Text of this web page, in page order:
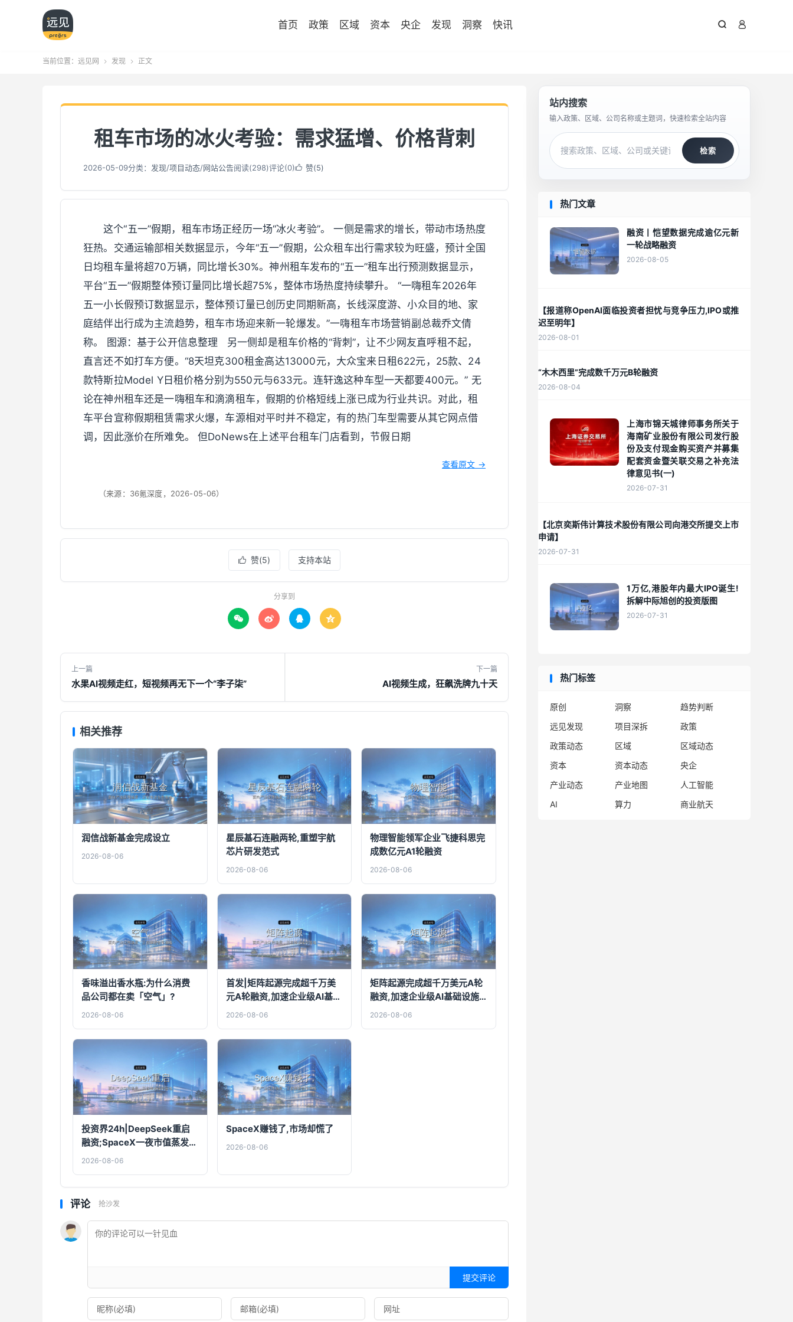
首页 政策 区域 资本 央企 发现 洞察 快讯  
当前位置： 远见网  发现  正文
租车市场的冰火考验：需求猛增、价格背刺
2026-05-09分类： 发现/项目动态/网站公告阅读(298)评论(0) 赞(5)
这个“五一”假期，租车市场正经历一场“冰火考验”。 一侧是需求的增长，带动市场热度
狂热。交通运输部相关数据显示，今年“五一”假期，公众租车出行需求较为旺盛，预计全国
日均租车量将超70万辆，同比增长30%。神州租车发布的“五一”租车出行预测数据显示，
平台“五一”假期整体预订量同比增长超75%，整体市场热度持续攀升。 “一嗨租车2026年
五一小长假预订数据显示，整体预订量已创历史同期新高，长线深度游、小众目的地、家
庭结伴出行成为主流趋势，租车市场迎来新一轮爆发。”一嗨租车市场营销副总裁乔文倩
称。 图源：基于公开信息整理 另一侧却是租车价格的“背刺”，让不少网友直呼租不起，
直言还不如打车方便。“8天坦克300租金高达13000元，大众宝来日租622元，25款、24
款特斯拉Model Y日租价格分别为550元与633元。连轩逸这种车型一天都要400元。” 无
论在神州租车还是一嗨租车和滴滴租车，假期的价格短线上涨已成为行业共识。对此，租
车平台宣称假期租赁需求火爆，车源相对平时并不稳定，有的热门车型需要从其它网点借
调，因此涨价在所难免。 但DoNews在上述平台租车门店看到，节假日期
查看原文 →
（来源：36氪深度，2026-05-06）
 赞(5) 支持本站
分享到
   
上一篇
水果AI视频走红，短视频再无下一个“李子柒”
下一篇
AI视频生成，狂飙洗牌九十天
相关推荐
润信战新基金完成设立
2026-08-06
星辰基石连融两轮,重塑宇航
芯片研发范式
2026-08-06
物理智能领军企业飞捷科思完
成数亿元A1轮融资
2026-08-06
香味溢出香水瓶:为什么消费
品公司都在卖「空气」?
2026-08-06
首发|矩阵起源完成超千万美
元A轮融资,加速企业级AI基础
设施研发
2026-08-06
矩阵起源完成超千万美元A轮
融资,加速企业级AI基础设施
研发
2026-08-06
投资界24h|DeepSeek重启
融资;SpaceX一夜市值蒸发
1.5万亿;上海国投,一举投7家
2026-08-06
SpaceX赚钱了,市场却慌了
2026-08-06
评论 抢沙发
提交评论
站内搜索
输入政策、区域、公司名称或主题词，快速检索全站内容
检索
热门文章
融资丨恺望数据完成逾亿元新
一轮战略融资
2026-08-05
【报道称OpenAI面临投资者担忧与竞争压力,IPO或推
迟至明年】
2026-08-01
“木木西里”完成数千万元B轮融资
2026-08-04
上海市锦天城律师事务所关于
海南矿业股份有限公司发行股
份及支付现金购买资产并募集
配套资金暨关联交易之补充法
律意见书(一)
2026-07-31
【北京奕斯伟计算技术股份有限公司向港交所提交上市
申请】
2026-07-31
1万亿,港股年内最大IPO诞生!
拆解中际旭创的投资版图
2026-07-31
热门标签
原创 洞察
趋势判断
远见发现
项目深拆
政策
政策动态
区域
区域动态
资本
资本动态
央企
产业动态
产业地图
人工智能
AI
算力 商业航天